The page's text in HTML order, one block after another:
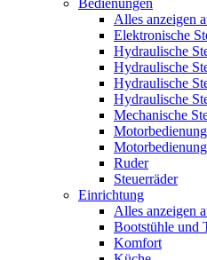
Bedienungen
Alles anzeigen
Elektronische
Hydraulische
Hydraulische
Hydraulische
Hydraulische
Mechanische
Ruder
Steuerräder
Einrichtung
Alles anzeigen
Bootstühle und
Komfort